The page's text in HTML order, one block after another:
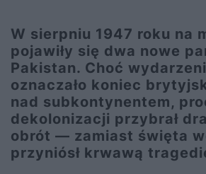
W sierpniu 1947 roku na
pojawiły się dwa nowe
Pakistan. Choć
oznaczało koniec
nad subkontynentem,
dekolonizacji przybrał
obrót — zamiast święta
przyniósł krwawą